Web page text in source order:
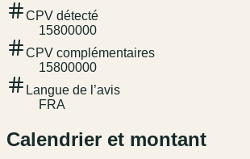
CPV détecté
15800000
CPV complémentaires
15800000
Langue de l’avis
FRA
Calendrier et montant